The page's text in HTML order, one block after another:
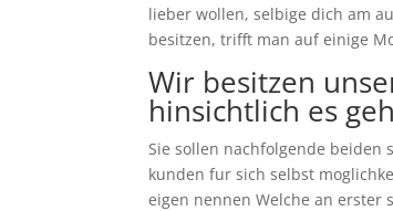
lieber wollen, selbige dich am
besitzen, trifft man auf einige
Wir besitzen
hinsichtlich es
Sie sollen nachfolgende beiden
kunden fur sich selbst
eigen nennen Welche an erster